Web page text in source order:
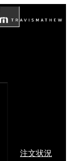
注文状況